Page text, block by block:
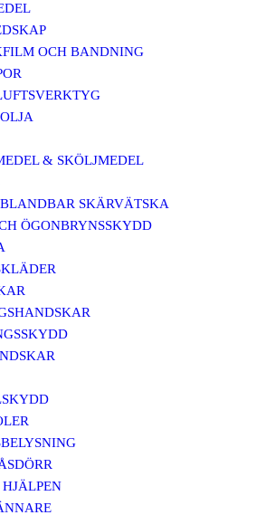
OCH BANDNING
& SKÖLJMEDEL
SKÄRVÄTSKA
ÖGONBRYNSSKYDD
HJÄLPEN